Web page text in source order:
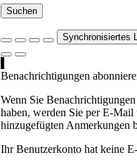
Suchen
Synchronisiertes
Benachrichtigungen
Wenn Sie
haben, werden Sie per E-Mail
hinzugefügten Anmerkungen
Ihr Benutzerkonto hat keine